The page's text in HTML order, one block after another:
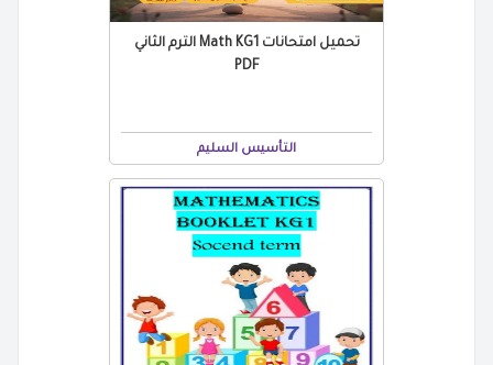
تحميل امتحانات Math KG1 الترم الثاني
PDF
التأسيس السليم